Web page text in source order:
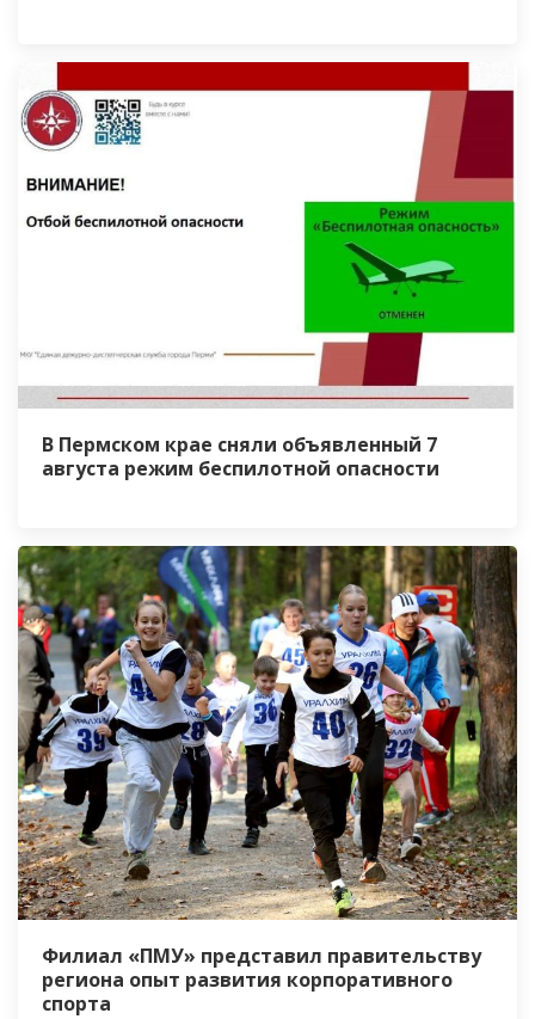
В Пермском крае сняли объявленный 7
августа режим беспилотной опасности
Филиал «ПМУ» представил правительству
региона опыт развития корпоративного
спорта